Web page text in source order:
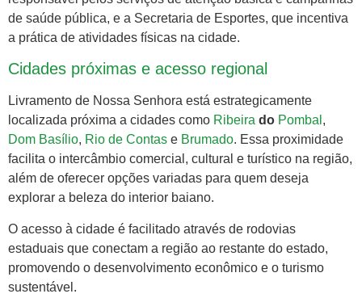
de saúde pública, e a Secretaria de Esportes, que incentiva
a prática de atividades físicas na cidade.
Cidades próximas e acesso regional
Livramento de Nossa Senhora está estrategicamente
localizada próxima a cidades como Ribeira do Pombal ,
Dom Basílio, Rio de Contas e Brumado. Essa proximidade
facilita o intercâmbio comercial, cultural e turístico na região,
além de oferecer opções variadas para quem deseja
explorar a beleza do interior baiano.
O acesso à cidade é facilitado através de rodovias
estaduais que conectam a região ao restante do estado,
promovendo o desenvolvimento econômico e o turismo
sustentável.